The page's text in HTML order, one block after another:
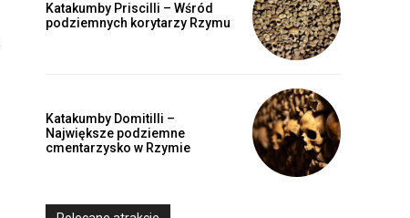
Katakumby Priscilli – Wśród
podziemnych korytarzy Rzymu
Katakumby Domitilli –
Największe podziemne
cmentarzysko w Rzymie